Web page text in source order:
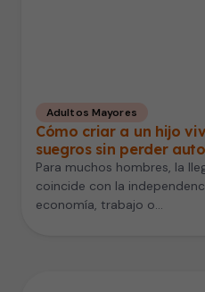
Adultos Mayores
Cómo criar a un hijo
suegros sin perder
Para muchos hombres, la
coincide con la
economía, trabajo o…